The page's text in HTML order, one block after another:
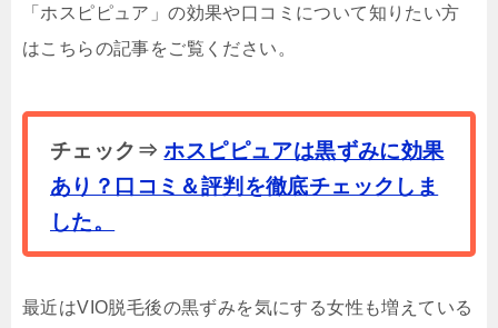
「ホスピピュア」の効果や口コミについて知りたい方
はこちらの記事をご覧ください。
チェック⇒ホスピピュアは黒ずみに効果
あり？口コミ＆評判を徹底チェックしま
した。
最近はVIO脱毛後の黒ずみを気にする女性も増えている